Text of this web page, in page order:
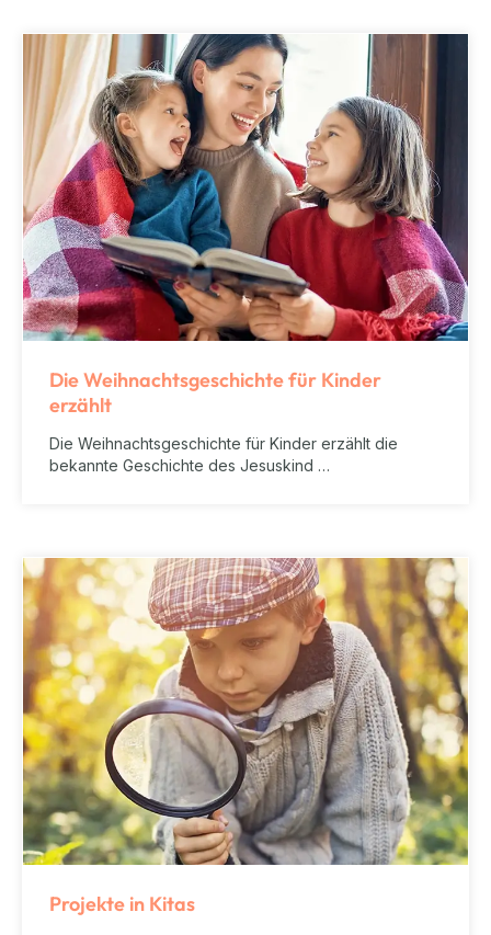
Die Weihnachtsgeschichte für Kinder
erzählt
Die Weihnachtsgeschichte für Kinder erzählt die
bekannte Geschichte des Jesuskind …
Projekte in Kitas